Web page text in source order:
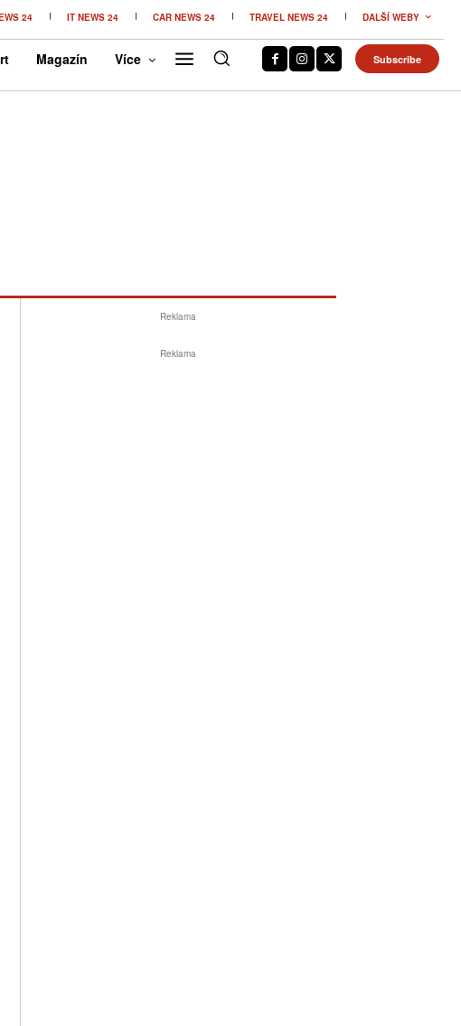
24 IT NEWS 24 CAR NEWS 24 TRAVEL NEWS 24 DALŠÍ WEBY
Magazín Více Subscribe
Reklama
Reklama